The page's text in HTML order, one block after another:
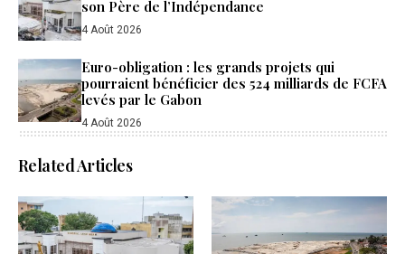
son Père de l’Indépendance
4 Août 2026
Euro-obligation : les grands projets qui
pourraient bénéficier des 524 milliards de FCFA
levés par le Gabon
4 Août 2026
Related Articles